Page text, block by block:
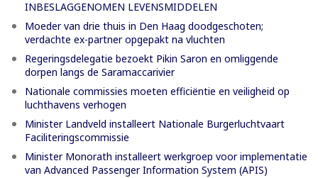
INBESLAGGENOMEN LEVENSMIDDELEN
Moeder van drie thuis in Den Haag doodgeschoten;
verdachte ex-partner opgepakt na vluchten
Regeringsdelegatie bezoekt Pikin Saron en omliggende
dorpen langs de Saramaccarivier
Nationale commissies moeten efficiëntie en veiligheid op
luchthavens verhogen
Minister Landveld installeert Nationale Burgerluchtvaart
Faciliteringscommissie
Minister Monorath installeert werkgroep voor implementatie
van Advanced Passenger Information System (APIS)